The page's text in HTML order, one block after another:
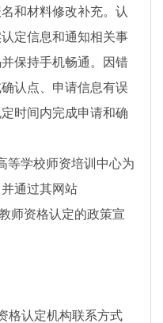
和材料修改补充。认
定信息和通知相关事
保持手机畅通。因错
认点、申请信息有误
时间内完成申请和确
学校师资培训中心为
通过其网站
师资格认定的政策宣
认定机构联系方式